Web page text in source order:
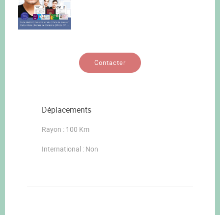
Contacter
Déplacements
Rayon : 100 Km
International : Non